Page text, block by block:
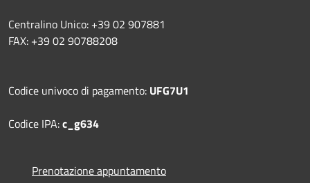
Centralino Unico: +39 02 907881
FAX: +39 02 90788208
Codice univoco di pagamento: UFG7U1
Codice IPA:c_g634
Prenotazione appuntamento